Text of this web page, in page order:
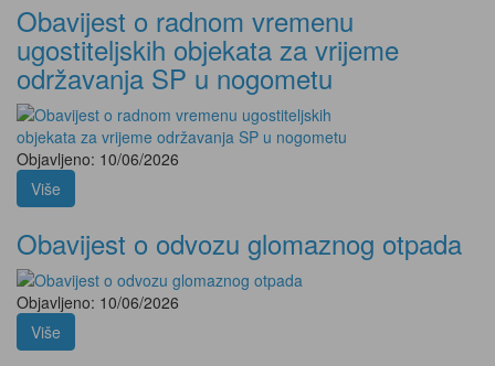
Obavijest o radnom vremenu
ugostiteljskih objekata za vrijeme
održavanja SP u nogometu
Objavljeno: 10/06/2026
Više
Obavijest o odvozu glomaznog otpada
Objavljeno: 10/06/2026
Više